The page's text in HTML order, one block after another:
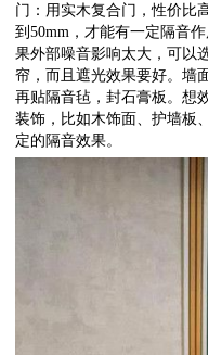
门：用实木复合门，性价比
到50mm，才能有一定隔音
果外部噪音影响太大，可以
帘，而且遮光效果要好。墙
再贴隔音毡，封石膏板。想
装饰，比如木饰面、护墙板
定的隔音效果。